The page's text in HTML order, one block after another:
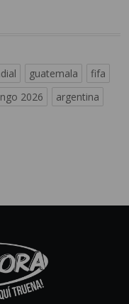
guatemala
fifa
2026
argentina